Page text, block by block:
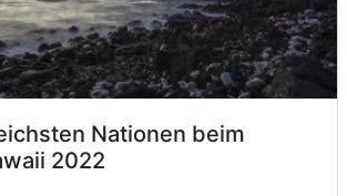
Nationen beim
2022